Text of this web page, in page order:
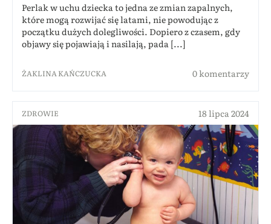
Perlak w uchu dziecka to jedna ze zmian zapalnych,
które mogą rozwijać się latami, nie powodując z
początku dużych dolegliwości. Dopiero z czasem, gdy
objawy się pojawiają i nasilają, pada [...]
ŻAKLINA KAŃCZUCKA 0 komentarzy
ZDROWIE 18 lipca 2024